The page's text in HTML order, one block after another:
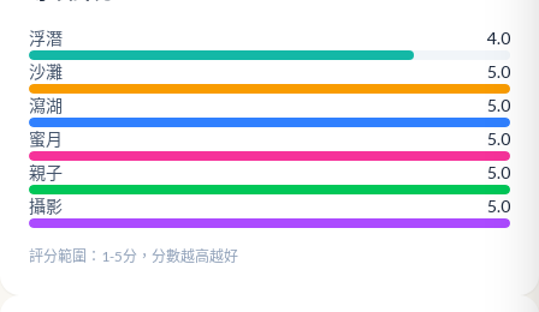
浮潛
4.0
沙灘
5.0
瀉湖
5.0
蜜月
5.0
親子
5.0
攝影
5.0
評分範圍：1-5分，分數越高越好